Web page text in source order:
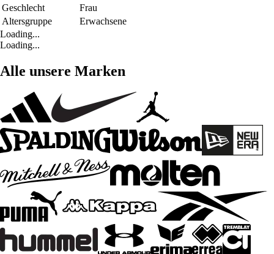
Geschlecht
Frau
Altersgruppe
Erwachsene
Loading...
Loading...
Alle unsere Marken